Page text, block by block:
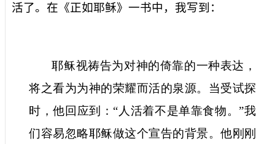
活了。在《正如耶稣》一书中，我写到：
耶稣视祷告为对神的倚靠的一种表达，
将之看为为神的荣耀而活的泉源。当受试探
时，他回应到：“人活着不是单靠食物。”我
们容易忽略耶稣做这个宣告的背景。他刚刚